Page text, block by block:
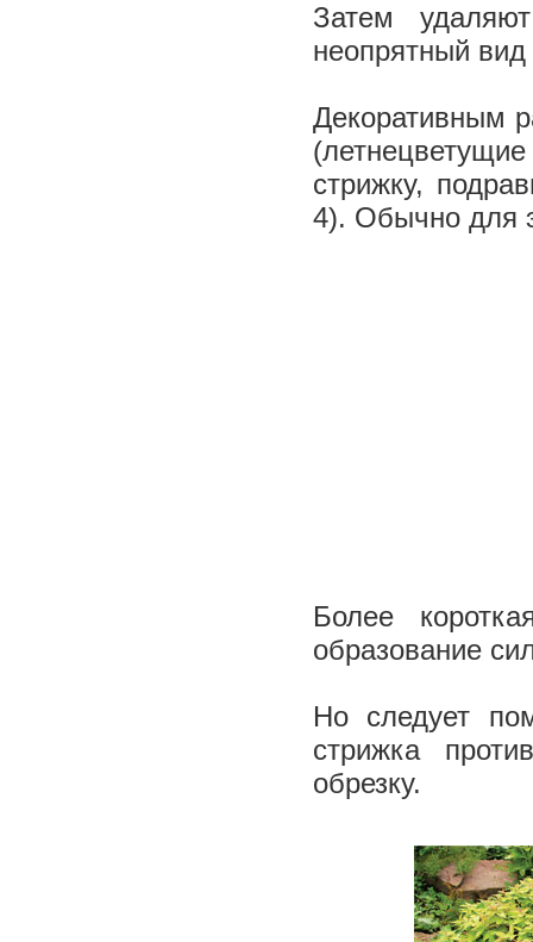
Затем
неопрятный
Декоративным
стрижку,
4). Обычно для
Более
образование
Но следует
стрижка
обрезку.